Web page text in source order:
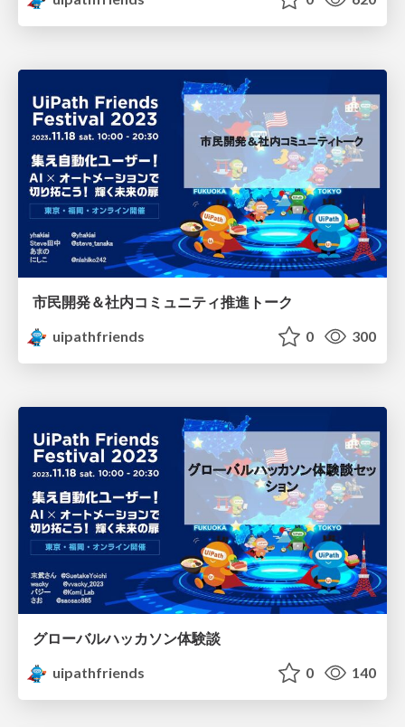
市民開発＆社内コミュニティ推進トーク
uipathfriends
0 300
グローバルハッカソン体験談
uipathfriends
0 140